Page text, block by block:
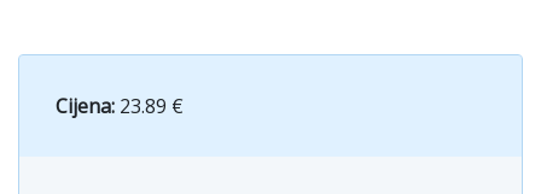
Cijena: 23.89 €